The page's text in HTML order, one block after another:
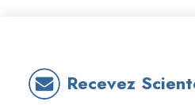
Recevez